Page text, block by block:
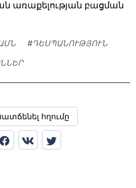
առաքելության բացման
#ԴԵՍՊԱՆՈՒԹՅՈՒՆ
հղումը